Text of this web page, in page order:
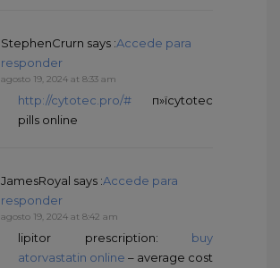
StephenCrurn says :Accede para
responder
agosto 19, 2024 at 8:33 am
http://cytotec.pro/# п»їcytotec
pills online
JamesRoyal says :Accede para
responder
agosto 19, 2024 at 8:42 am
lipitor prescription: buy
atorvastatin online – average cost